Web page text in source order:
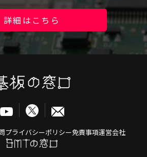
詳細はこちら
プライバシーポリシー免責事項運営会社